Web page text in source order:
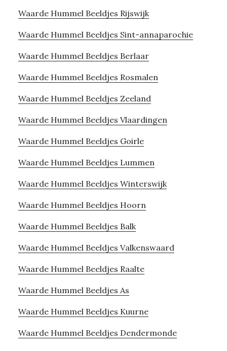
Waarde Hummel Beeldjes Rijswijk
Waarde Hummel Beeldjes Sint-annaparochie
Waarde Hummel Beeldjes Berlaar
Waarde Hummel Beeldjes Rosmalen
Waarde Hummel Beeldjes Zeeland
Waarde Hummel Beeldjes Vlaardingen
Waarde Hummel Beeldjes Goirle
Waarde Hummel Beeldjes Lummen
Waarde Hummel Beeldjes Winterswijk
Waarde Hummel Beeldjes Hoorn
Waarde Hummel Beeldjes Balk
Waarde Hummel Beeldjes Valkenswaard
Waarde Hummel Beeldjes Raalte
Waarde Hummel Beeldjes As
Waarde Hummel Beeldjes Kuurne
Waarde Hummel Beeldjes Dendermonde